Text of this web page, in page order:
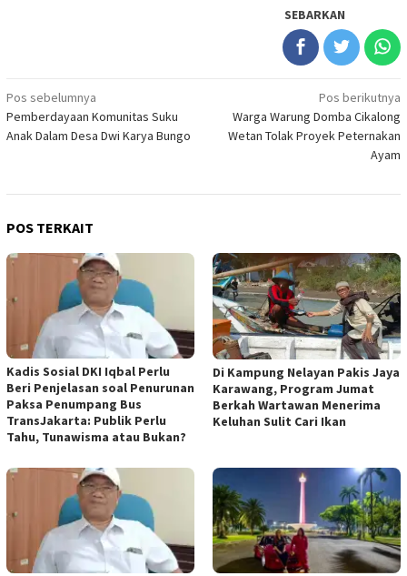
SEBARKAN
Navigasi
pos
Pos sebelumnya
Pemberdayaan Komunitas Suku
Anak Dalam Desa Dwi Karya Bungo
Pos berikutnya
Warga Warung Domba Cikalong
Wetan Tolak Proyek Peternakan
Ayam
POS TERKAIT
Kadis Sosial DKI Iqbal Perlu
Beri Penjelasan soal Penurunan
Paksa Penumpang Bus
TransJakarta: Publik Perlu
Tahu, Tunawisma atau Bukan?
Di Kampung Nelayan Pakis Jaya
Karawang, Program Jumat
Berkah Wartawan Menerima
Keluhan Sulit Cari Ikan